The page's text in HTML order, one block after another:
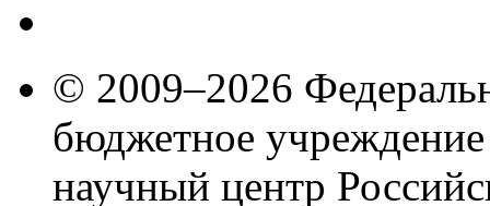
© 2009–2026
бюджетное
научный центр